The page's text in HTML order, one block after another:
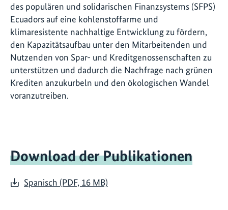
des populären und solidarischen Finanzsystems (SFPS)
Ecuadors auf eine kohlenstoffarme und
klimaresistente nachhaltige Entwicklung zu fördern,
den Kapazitätsaufbau unter den Mitarbeitenden und
Nutzenden von Spar- und Kreditgenossenschaften zu
unterstützen und dadurch die Nachfrage nach grünen
Krediten anzukurbeln und den ökologischen Wandel
voranzutreiben.
Download der Publikationen
Spanisch (PDF, 16 MB)